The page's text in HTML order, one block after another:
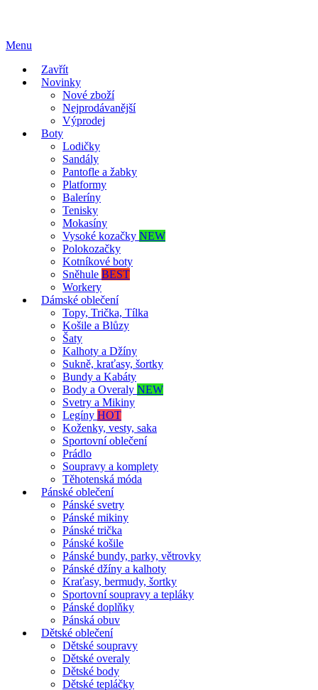
Menu
Zavřít
Novinky
Nové zboží
Nejprodávanější
Výprodej
Boty
Lodičky
Sandály
Pantofle a žabky
Platformy
Baleríny
Tenisky
Mokasíny
Vysoké kozačky NEW
Polokozačky
Kotníkové boty
Sněhule BEST
Workery
Dámské oblečení
Topy, Trička, Tílka
Košile a Blůzy
Šaty
Kalhoty a Džíny
Sukně, kraťasy, šortky
Bundy a Kabáty
Body a Overaly NEW
Svetry a Mikiny
Legíny HOT
Koženky, vesty, saka
Sportovní oblečení
Prádlo
Soupravy a komplety
Těhotenská móda
Pánské oblečení
Pánské svetry
Pánské mikiny
Pánské trička
Pánské košile
Pánské bundy, parky, větrovky
Pánské džíny a kalhoty
Kraťasy, bermudy, šortky
Sportovní soupravy a tepláky
Pánské doplňky
Pánská obuv
Dětské oblečení
Dětské soupravy
Dětské overaly
Dětské body
Dětské tepláčky